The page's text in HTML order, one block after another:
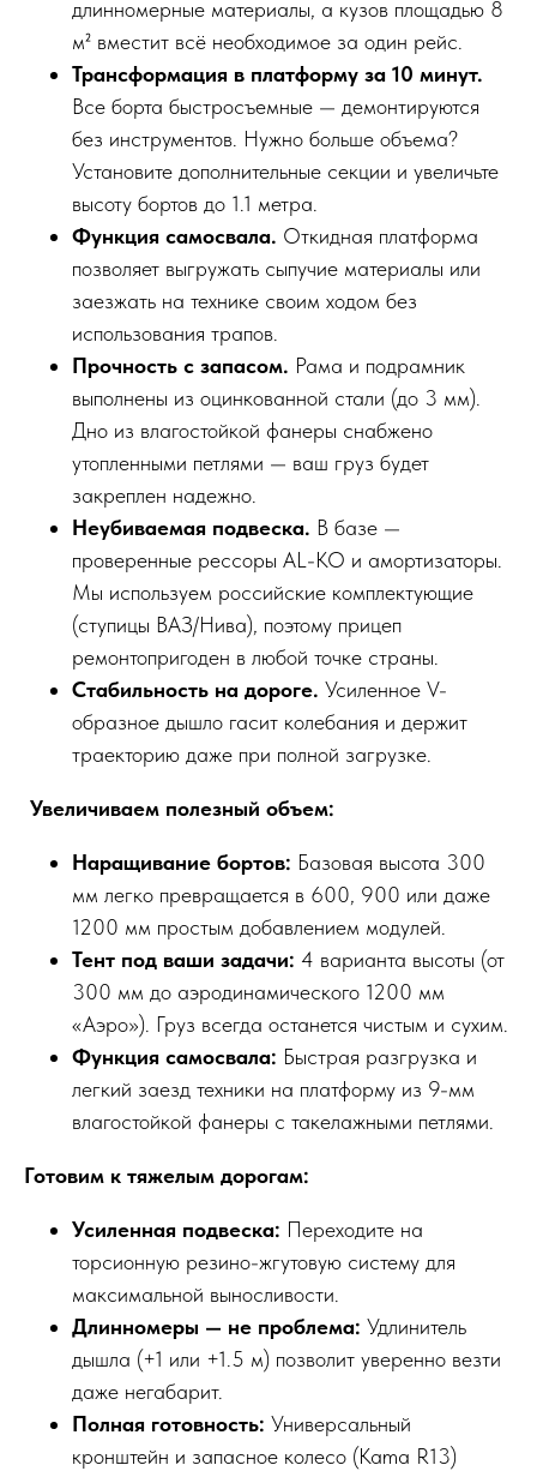
длинномерные материалы, а кузов площадью 8
м² вместит всё необходимое за один рейс.
Трансформация в платформу за 10 минут.
Все борта быстросъемные — демонтируются
без инструментов. Нужно больше объема?
Установите дополнительные секции и увеличьте
высоту бортов до 1.1 метра.
Функция самосвала. Откидная платформа
позволяет выгружать сыпучие материалы или
заезжать на технике своим ходом без
использования трапов.
Прочность с запасом. Рама и подрамник
выполнены из оцинкованной стали (до 3 мм).
Дно из влагостойкой фанеры снабжено
утопленными петлями — ваш груз будет
закреплен надежно.
Неубиваемая подвеска. В базе —
проверенные рессоры AL-KO и амортизаторы.
Мы используем российские комплектующие
(ступицы ВАЗ/Нива), поэтому прицеп
ремонтопригоден в любой точке страны.
Стабильность на дороге. Усиленное V-
образное дышло гасит колебания и держит
траекторию даже при полной загрузке.
Увеличиваем полезный объем:
Наращивание бортов: Базовая высота 300
мм легко превращается в 600, 900 или даже
1200 мм простым добавлением модулей.
Тент под ваши задачи: 4 варианта высоты (от
300 мм до аэродинамического 1200 мм
«Аэро»). Груз всегда останется чистым и сухим.
Функция самосвала: Быстрая разгрузка и
легкий заезд техники на платформу из 9-мм
влагостойкой фанеры с такелажными петлями.
Готовим к тяжелым дорогам:
Усиленная подвеска: Переходите на
торсионную резино-жгутовую систему для
максимальной выносливости.
Длинномеры — не проблема: Удлинитель
дышла (+1 или +1.5 м) позволит уверенно везти
даже негабарит.
Полная готовность: Универсальный
кронштейн и запасное колесо (Kama R13)